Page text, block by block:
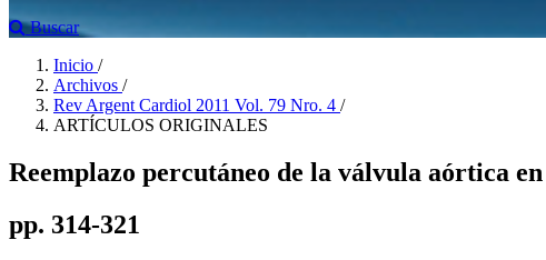
Buscar
Inicio /
Archivos /
Rev Argent Cardiol 2011 Vol. 79 Nro. 4 /
ARTÍCULOS ORIGINALES
Reemplazo percutáneo de la válvula aórtica
pp. 314-321